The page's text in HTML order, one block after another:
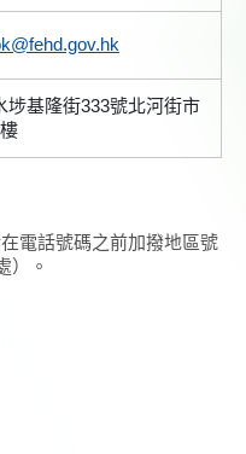
埗基隆街333號北河街市
電話號碼之前加撥地區號
）。